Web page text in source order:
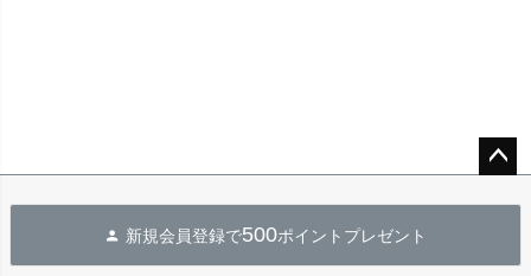
へ
新規会員登録で500ポイントプレゼント